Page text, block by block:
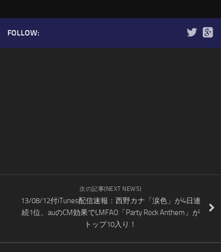
FOLLOW:
次の記事(NEXT NEWS)
13/08/12付iTunes配信速報：西野カナ「涙色」が4日連
続1位、auのCM効果でLMFAO「Party Rock Anthem」が
トップ10入り！